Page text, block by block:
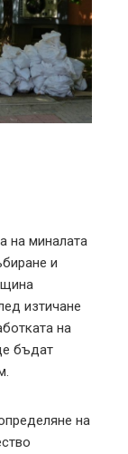
на миналата
и
изтичане
на
бъдат
на